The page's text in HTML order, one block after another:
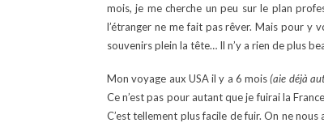
mois, je me cherche un peu sur le plan
l’étranger ne me fait pas rêver. Mais pour y
souvenirs plein la tête… Il n’y a rien de plus
Mon voyage aux USA il y a 6 mois(aie déjà
Ce n’est pas pour autant que je fuirai la
C’est tellement plus facile de fuir. On ne